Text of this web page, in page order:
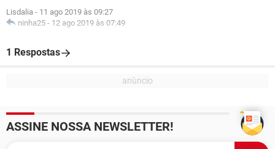
Lisdalia - 11 ago 2019 às 09:27
ninha25 - 12 ago 2019 às 07:49
1 Respostas
ASSINE NOSSA NEWSLETTER!